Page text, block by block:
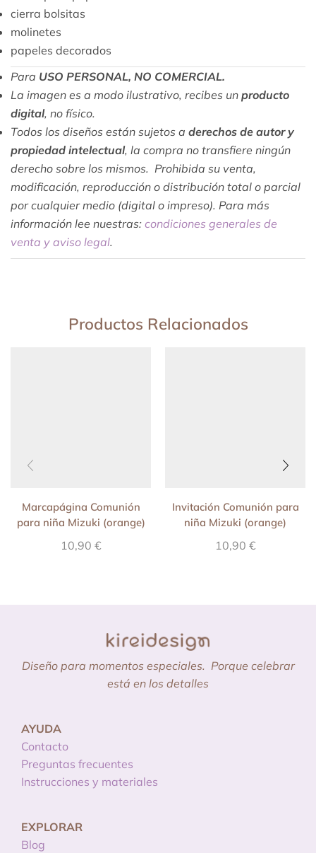
cierra bolsitas
molinetes
papeles decorados
Para USO PERSONAL, NO COMERCIAL.
La imagen es a modo ilustrativo, recibes un producto
digital, no físico.
Todos los diseños están sujetos a derechos de autor y
propiedad intelectual, la compra no transfiere ningún
derecho sobre los mismos. Prohibida su venta,
modificación, reproducción o distribución total o parcial
por cualquier medio (digital o impreso). Para más
información lee nuestras: condiciones generales de
venta y aviso legal.
Productos Relacionados
Marcapágina Comunión
para niña Mizuki (orange)
10,90 €
Invitación Comunión para
niña Mizuki (orange)
10,90 €
Diseño para momentos especiales. Porque celebrar
está en los detalles
AYUDA
Contacto
Preguntas frecuentes
Instrucciones y materiales
EXPLORAR
Blog